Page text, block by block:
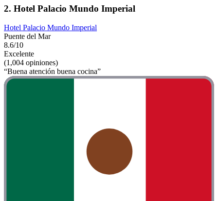
2. Hotel Palacio Mundo Imperial
Hotel Palacio Mundo Imperial
Puente del Mar
8.6/10
Excelente
(1,004 opiniones)
“Buena atención buena cocina”